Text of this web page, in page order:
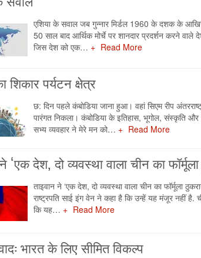
एशिया के सवाल जब गुन्नार मिर्डल 1960 के दशक के आखिर
50 साल बाद आर्थिक मोर्चे पर शानदार प्रदर्शन करने
जिस देश को एक…
Read More
शिकार पर्यटन क्षेत्र
छ: दिन पहले कंबोडिया जाना हुआ। वहां सिएम रीप
पारंगत निकला। कंबोडिया के इतिहास, भूगोल, संस्कृति
सभ्य व्यवहार ने मेरे मन को…
Read More
‘एक देश, दो व्यवस्था वाला चीन का
ताइवान ने ‘एक देश, दो व्यवस्था वाला चीन का फॉर्मूला
राष्ट्रपति साई इंग वेन ने कहा है कि उन्हें यह मंजूर नहीं है.
कि यह…
Read More
भारत के लिए सीमित विकल्प